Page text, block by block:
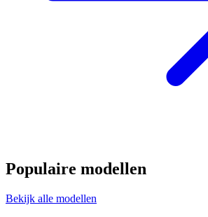
Populaire modellen
Bekijk alle modellen